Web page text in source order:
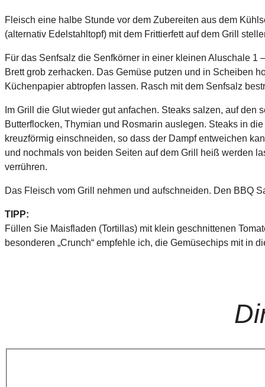
Fleisch eine halbe Stunde vor dem Zubereiten aus dem
(alternativ Edelstahltopf) mit dem Frittierfett auf dem Grill
Für das Senfsalz die Senfkörner in einer kleinen Aluschale 1
Brett grob zerhacken. Das Gemüse putzen und in Scheiben
Küchenpapier abtropfen lassen. Rasch mit dem Senfsalz
Im Grill die Glut wieder gut anfachen. Steaks salzen, auf
Butterflocken, Thymian und Rosmarin auslegen. Steaks in
kreuzförmig einschneiden, so dass der Dampf entweichen
und nochmals von beiden Seiten auf dem Grill heiß werden
verrühren.
Das Fleisch vom Grill nehmen und aufschneiden. Den BBQ
TIPP:
Füllen Sie Maisfladen (Tortillas) mit klein geschnittenen
besonderen „Crunch“ empfehle ich, die Gemüsechips mit in